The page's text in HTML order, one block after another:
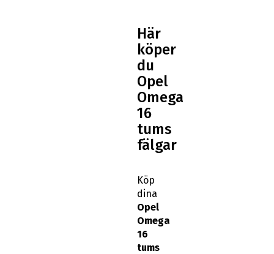
Här
köper
du
Opel
Omega
16
tums
fälgar
Köp
dina
Opel
Omega
16
tums